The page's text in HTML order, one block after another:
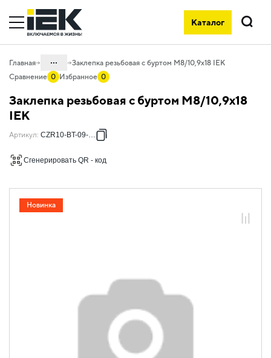
Каталог
Поиск
Главная ...
05.04 Кабельные лотки и аксессуары
Заклепка резьбовая с буртом М8/10,9х18 IEK
Сравнение 0 Избранное 0
Заклепка резьбовая с буртом М8/10,9х18
IEK
Новинка
Артикул: CZR10-BT-09-018
Сгенерировать QR - код